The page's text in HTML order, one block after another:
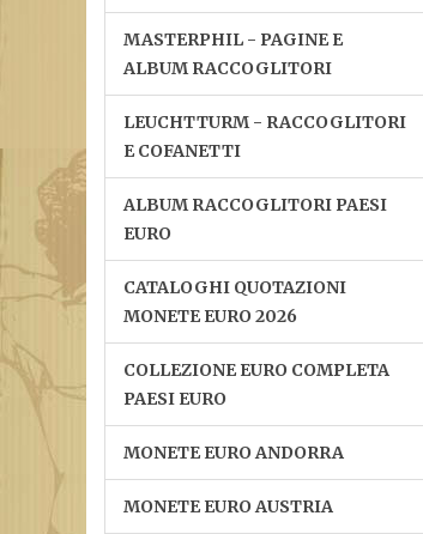
MASTERPHIL - PAGINE E
ALBUM RACCOGLITORI
LEUCHTTURM - RACCOGLITORI
E COFANETTI
ALBUM RACCOGLITORI PAESI
EURO
CATALOGHI QUOTAZIONI
MONETE EURO 2026
COLLEZIONE EURO COMPLETA
PAESI EURO
MONETE EURO ANDORRA
MONETE EURO AUSTRIA